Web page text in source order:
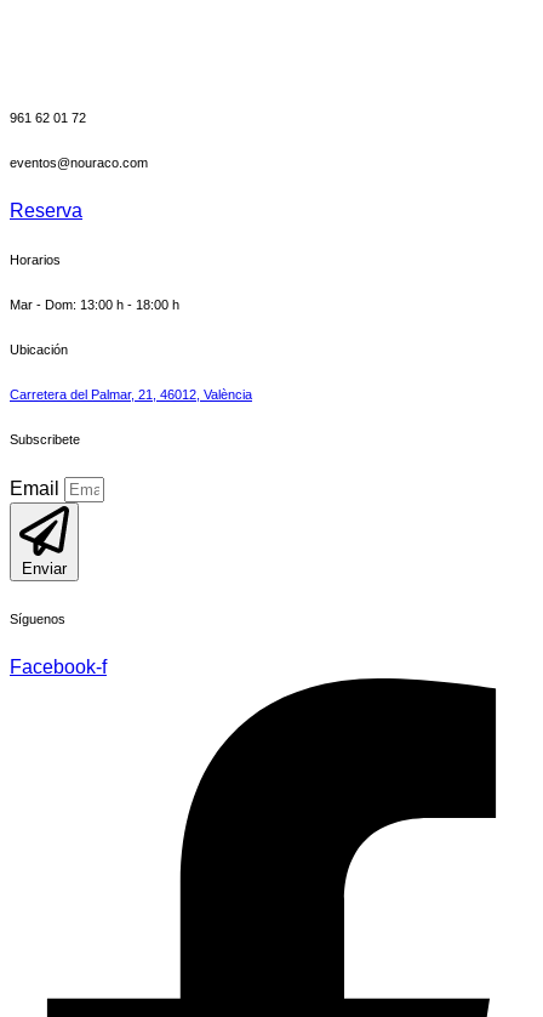
961 62 01 72
eventos@nouraco.com
Reserva
Horarios
Mar - Dom: 13:00 h - 18:00 h
Ubicación
Carretera del Palmar, 21, 46012, València
Subscribete
Email
Enviar
Síguenos
Facebook-f